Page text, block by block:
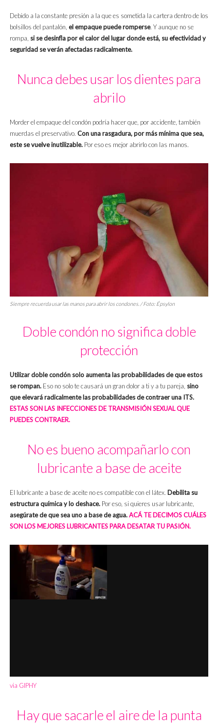
Debido a la constante presión a la que es sometida la cartera dentro de los
bolsillos del pantalón, el empaque puede romperse. Y aunque no se
rompa, si se desinfla por el calor del lugar donde está, su efectividad y
seguridad se verán afectadas radicalmente.
Nunca debes usar los dientes para
abrilo
Morder el empaque del condón podría hacer que, por accidente, también
muerdas el preservativo. Con una rasgadura, por más mínima que sea,
este se vuelve inutilizable. Por eso es mejor abrirlo con las manos.
Siempre recuerda usar las manos para abrir los condones. / Foto: Épsylon
Doble condón no significa doble
protección
Utilizar doble condón solo aumenta las probabilidades de que estos
se rompan. Eso no solo te causará un gran dolor a ti y a tu pareja, sino
que elevará radicalmente las probabilidades de contraer una ITS.
ESTAS SON LAS INFECCIONES DE TRANSMISIÓN SEXUAL QUE
PUEDES CONTRAER.
No es bueno acompañarlo con
lubricante a base de aceite
El lubricante a base de aceite no es compatible con el látex. Debilita su
estructura química y lo deshace. Por eso, si quieres usar lubricante,
asegúrate de que sea uno a base de agua.ACÁ TE DECIMOS CUÁLES
SON LOS MEJORES LUBRICANTES PARA DESATAR TU PASIÓN.
via GIPHY
Hay que sacarle el aire de la punta